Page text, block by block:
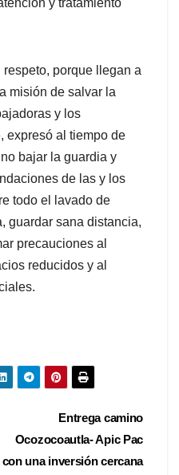
y tratamiento
respeto, porque llegan a
misión de salvar la
y los
expresó al tiempo de
bajar la guardia y
de las y los
todo el lavado de
guardar sana distancia,
precauciones al
reducidos y al
Entrega camino
Ocozocoautla- Apic Pac
con una inversión cercana